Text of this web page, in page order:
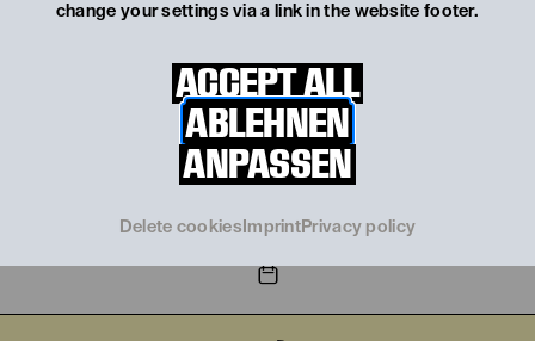
change your settings via a link in the website footer.
ACCEPT ALL
ABLEHNEN
ANPASSEN
Delete cookies Imprint Privacy policy
Tu, 29. September10:30
DIE SACHE MIT DEM
GRUSELWUSEL
von Christine Nöstlinger